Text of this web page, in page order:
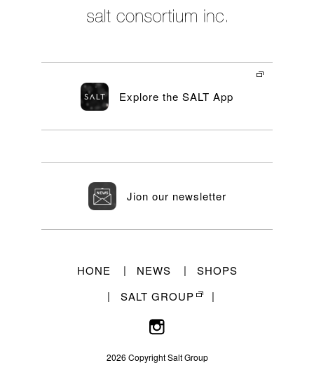
Explore the SALT App
Jion our newsletter
HONE NEWS
SHOPS
SALT GROUP
2026 Copyright Salt Group